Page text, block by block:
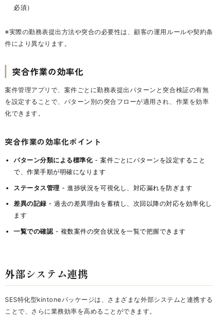
必須）
※実際の勤務表提出方法や突合の必要性は、顧客の運用ルールや契約条
件により異なります。
突合作業の効率化
案件管理アプリで、案件ごとに勤務表提出パターンと突合検証の有無
を設定することで、パターン別の突合フローが適用され、作業を効率
化できます。
突合作業の効率化ポイント
パターン分類による標準化- 案件ごとにパターンを設定すること
で、作業手順が明確になります
ステータス管理 - 進捗状況を可視化し、対応漏れを防ぎます
差異の記録 - 過去の差異理由を蓄積し、次回以降の対応を効率化し
ます
一覧での確認- 複数案件の突合状況を一覧で把握できます
外部システム連携
SES特化型kintoneパッケージは、さまざまな外部システムと連携する
ことで、さらに業務効率を高めることができます。